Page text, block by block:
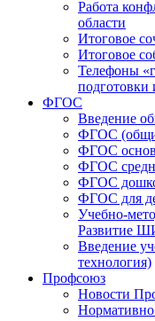
Работа
области
Итоговое
Итоговое
Телефоны
подготовки
ФГОС
Введение
ФГОС
ФГОС
ФГОС
ФГОС
ФГОС для
Учебно-
Развитие
Введение
технология)
Профсоюз
Новости